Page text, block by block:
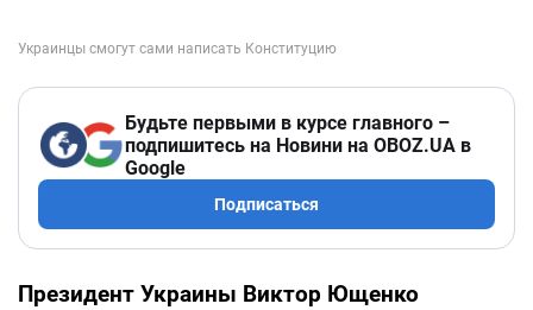
Будьте первыми в курсе главного –
подпишитесь на Новини на OBOZ.UA в
Google
Подписаться
Президент Украины Виктор Ющенко